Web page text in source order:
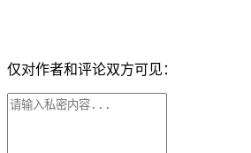
仅对作者和评论双方可见：